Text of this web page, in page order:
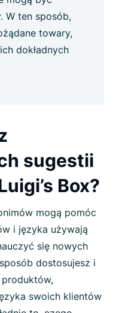
W ten sposób,
towary,
dokładnych
sugestii
Box?
mogą pomóc
i języka używają
się nowych
dostosujesz i
swoich klientów